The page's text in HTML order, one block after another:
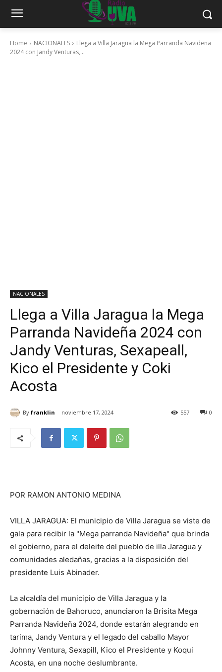
Home NACIONALES
Llega a Villa Jaragua la Mega Parranda Navideña
2024 con Jandy Venturas,...
NACIONALES
Llega a Villa Jaragua la Mega
Parranda Navideña 2024 con
Jandy Venturas, Sexapeall,
Kico el Presidente y Coki
Acosta
By franklin noviembre 17, 2024 0
557
POR RAMON ANTONIO MEDINA
VILLA JARAGUA: El municipio de Villa Jaragua se viste de
gala para recibir la "Mega parranda Navideña" que brinda
el gobierno, para el deleite del pueblo de illa Jaragua y
comunidades aledañas, gracias a la disposición del
presidente Luis Abinader.
La alcaldía del municipio de Villa Jaragua y la
gobernación de Bahoruco, anunciaron la Brisita Mega
Parranda Navideña 2024, donde estarán alegrando en
tarima, Jandy Ventura y el legado del caballo Mayor
Johnny Ventura, Sexapill, Kico el Presidente y Koqui
Acosta, en una noche deslumbrante.